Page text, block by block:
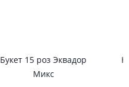
Букет 15 роз Эквадор
Микс